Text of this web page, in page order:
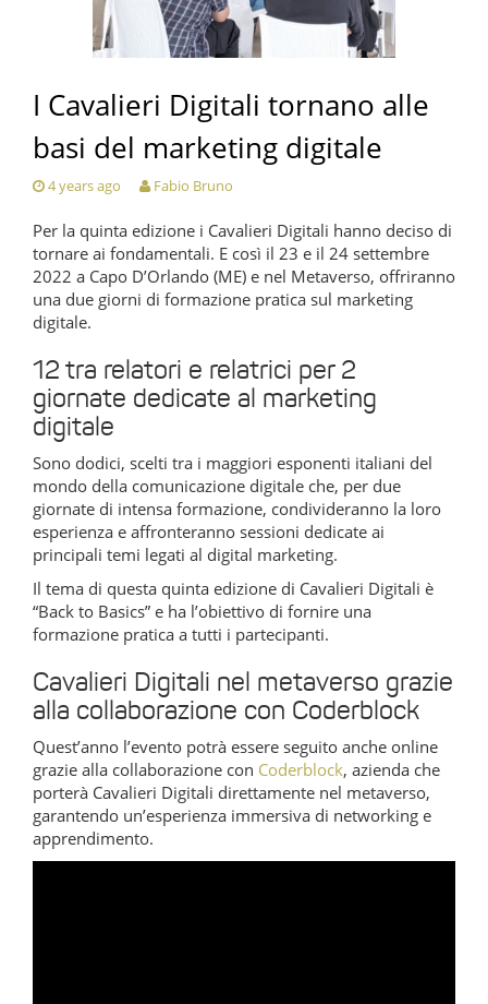
I Cavalieri Digitali tornano alle
basi del marketing digitale
4 years ago Fabio Bruno
Per la quinta edizione i Cavalieri Digitali hanno deciso di
tornare ai fondamentali. E così il 23 e il 24 settembre
2022 a Capo D’Orlando (ME) e nel Metaverso, offriranno
una due giorni di formazione pratica sul marketing
digitale.
12 tra relatori e relatrici per 2
giornate dedicate al marketing
digitale
Sono dodici, scelti tra i maggiori esponenti italiani del
mondo della comunicazione digitale che, per due
giornate di intensa formazione, condivideranno la loro
esperienza e affronteranno sessioni dedicate ai
principali temi legati al digital marketing.
Il tema di questa quinta edizione di Cavalieri Digitali è
“Back to Basics” e ha l’obiettivo di fornire una
formazione pratica a tutti i partecipanti.
Cavalieri Digitali nel metaverso grazie
alla collaborazione con Coderblock
Quest’anno l’evento potrà essere seguito anche online
grazie alla collaborazione con Coderblock, azienda che
porterà Cavalieri Digitali direttamente nel metaverso,
garantendo un’esperienza immersiva di networking e
apprendimento.